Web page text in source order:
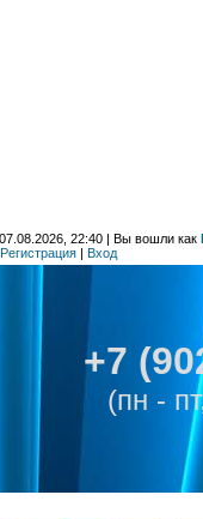
22:40 | Вы вошли как
Регистрация | Вход
+7
(пн -